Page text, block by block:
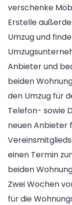
verschenke
Erstelle
Umzug und
Anbieter und
beiden
den Umzug für
Telefon- sowie
neuen Anbieter
einen Termin
beiden
Zwei Wochen
für die